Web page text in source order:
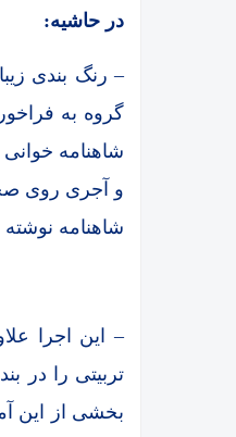
در حاشیه:
– رنگ بندی
گروه به
شاهنامه
و آجری روی
شاهنامه نوشته
– این اجرا
تربیتی را در
بخشی از این